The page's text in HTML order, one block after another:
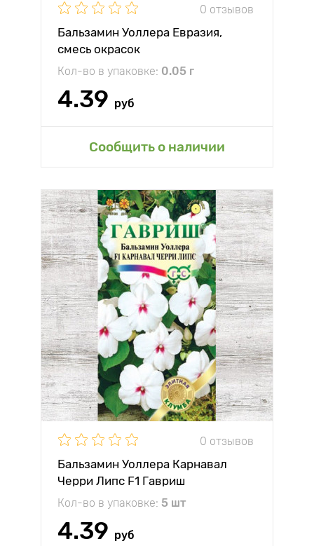
0 отзывов
Бальзамин Уоллера Евразия,
смесь окрасок
Кол-во в упаковке: 0.05 г
4.39 руб
Сообщить о наличии
0 отзывов
Бальзамин Уоллера Карнавал
Черри Липс F1 Гавриш
Кол-во в упаковке: 5 шт
4.39 руб